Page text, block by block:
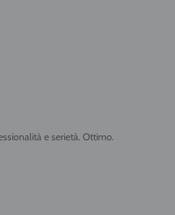
e serietà. Ottimo.